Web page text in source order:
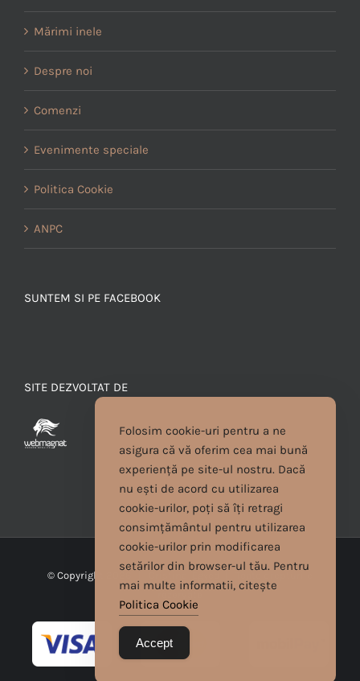
Mărimi inele
Despre noi
Comenzi
Evenimente speciale
Politica Cookie
ANPC
SUNTEM SI PE FACEBOOK
SITE DEZVOLTAT DE
© Copyright
Folosim cookie-uri pentru a ne
asigura că vă oferim cea mai bună
experiență pe site-ul nostru. Dacă
nu ești de acord cu utilizarea
cookie-urilor, poți să îți retragi
consimțământul pentru utilizarea
cookie-urilor prin modificarea
setărilor din browser-ul tău. Pentru
mai multe informatii, citește
Politica Cookie
Accept